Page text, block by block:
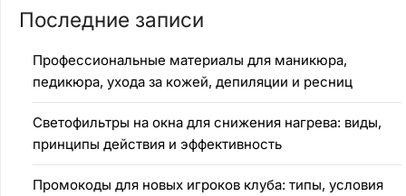
Последние записи
Профессиональные материалы для маникюра,
педикюра, ухода за кожей, депиляции и ресниц
Светофильтры на окна для снижения нагрева: виды,
принципы действия и эффективность
Промокоды для новых игроков клуба: типы, условия